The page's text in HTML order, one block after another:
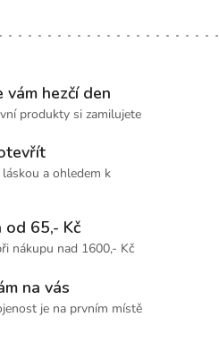
vám hezčí den
produkty si zamilujete
a ohledem k
od 65,- Kč
nákupu nad 1600,- Kč
na vás
je na prvním místě